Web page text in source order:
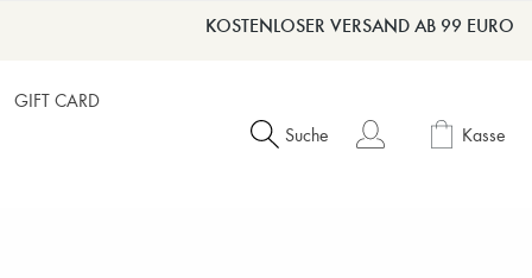
KOSTENLOSER VERSAND AB 99 EURO
GIFT CARD
Suche
Kasse